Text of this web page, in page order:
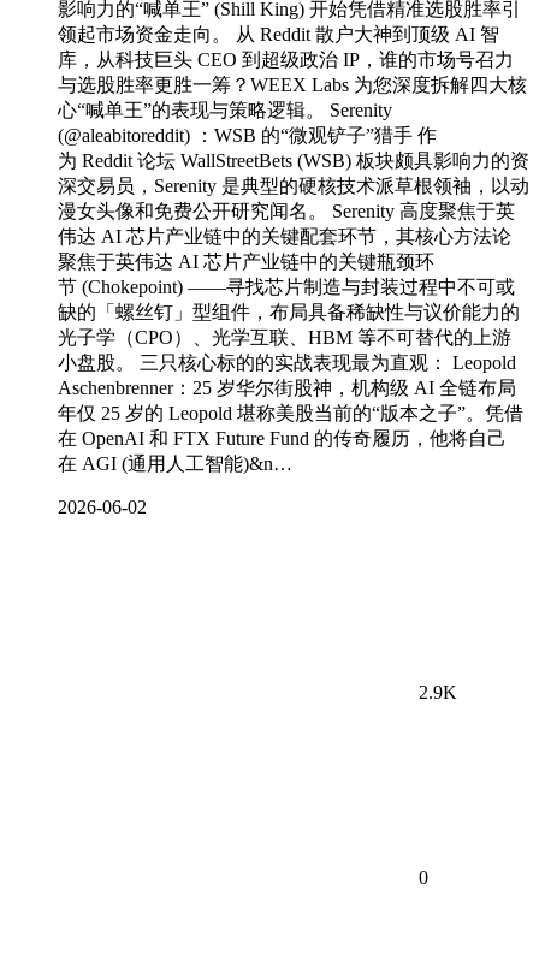
影响力的“喊单王” (Shill King) 开始凭借精准选股胜率引
领起市场资金走向。 从 Reddit 散户大神到顶级 AI 智
库，从科技巨头 CEO 到超级政治 IP，谁的市场号召力
与选股胜率更胜一筹？WEEX Labs 为您深度拆解四大核
心“喊单王”的表现与策略逻辑。 Serenity
(@aleabitoreddit) ：WSB 的“微观铲子”猎手 作
为 Reddit 论坛 WallStreetBets (WSB) 板块颇具影响力的资
深交易员，Serenity 是典型的硬核技术派草根领袖，以动
漫女头像和免费公开研究闻名。 Serenity 高度聚焦于英
伟达 AI 芯片产业链中的关键配套环节，其核心方法论
聚焦于英伟达 AI 芯片产业链中的关键瓶颈环
节 (Chokepoint) ——寻找芯片制造与封装过程中不可或
缺的「螺丝钉」型组件，布局具备稀缺性与议价能力的
光子学（CPO）、光学互联、HBM 等不可替代的上游
小盘股。 三只核心标的的实战表现最为直观： Leopold
Aschenbrenner：25 岁华尔街股神，机构级 AI 全链布局
年仅 25 岁的 Leopold 堪称美股当前的“版本之子”。凭借
在 OpenAI 和 FTX Future Fund 的传奇履历，他将自己
在 AGI (通用人工智能)&n…
2026-06-02
2.9K
0